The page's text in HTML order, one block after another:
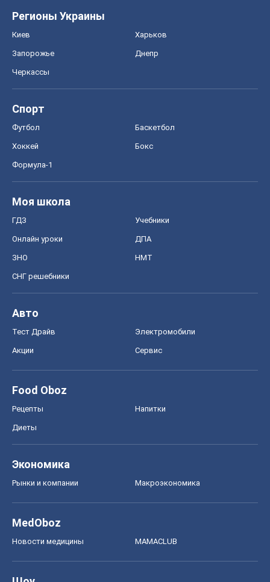
Регионы Украины
Киев Харьков
Запорожье Днепр
Черкассы
Спорт
Футбол Баскетбол
Хоккей Бокс
Формула-1
Моя школа
ГДЗ Учебники
Онлайн уроки ДПА
ЗНО НМТ
СНГ решебники
Авто
Тест Драйв Электромобили
Акции Сервис
Food Oboz
Рецепты Напитки
Диеты
Экономика
Рынки и компании Mакроэкономика
MedOboz
Новости медицины MAMACLUB